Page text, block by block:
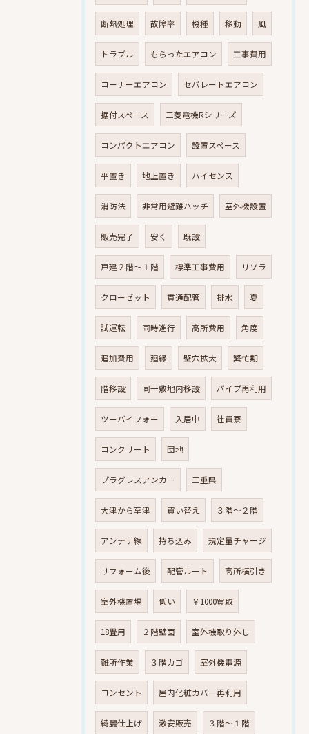
断熱処理 故障率 機種 移動 風
トラブル もらったエアコン 工事費用
コーナーエアコン セパレートエアコン
据付スペース 三菱電機Rシリーズ
コンパクトエアコン 設置スペース
平置き 地上置き ハイセンス
消防法 非常用避難ハッチ 室外機設置
販売完了 安く 既設
戸建２階～１階 標準工事費用 リソラ
クローゼット 貫通配管 排水 夏
試運転 同時進行 高所費用 角度
追加費用 廻縁 壁穴拡大 繁忙期
階移設 同一敷地内移設 パイプ再利用
ツーバイフォー 入居中 社員寮
コンクリート 団地
プラグレスアンカー 三重県
大津から草津 買い替え ３階～２階
アンテナ線 持ち込み 規定量チャージ
リフォーム後 配管ルート 高所横引き
室外機置場 低い ￥1000買取
18畳用 ２階壁面 室外機取り外し
難所作業 ３階カゴ 室外機電源
コンセント 屋内化粧カバー再利用
綺麗仕上げ 激安販売 ３階～１階